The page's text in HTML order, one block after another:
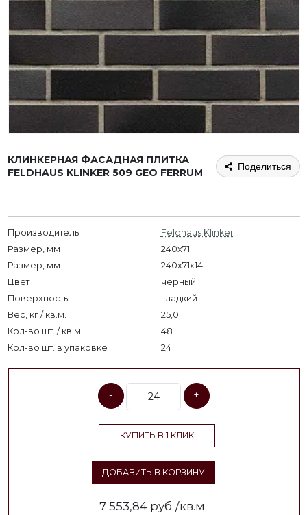
КЛИНКЕРНАЯ ФАСАДНАЯ ПЛИТКА
FELDHAUS KLINKER 509 GEO FERRUM
Поделиться
Производитель
Feldhaus Klinker
Размер, мм
240x71
Размер, мм
240х71х14
Цвет
черный
Поверхность
гладкий
Вес, кг / кв.м.
25,0
Кол-во шт. / кв.м.
48
Кол-во шт. в упаковке
24
- +
КУПИТЬ В 1 КЛИК
ДОБАВИТЬ В КОРЗИНУ
7 553,84 руб./кв.м.